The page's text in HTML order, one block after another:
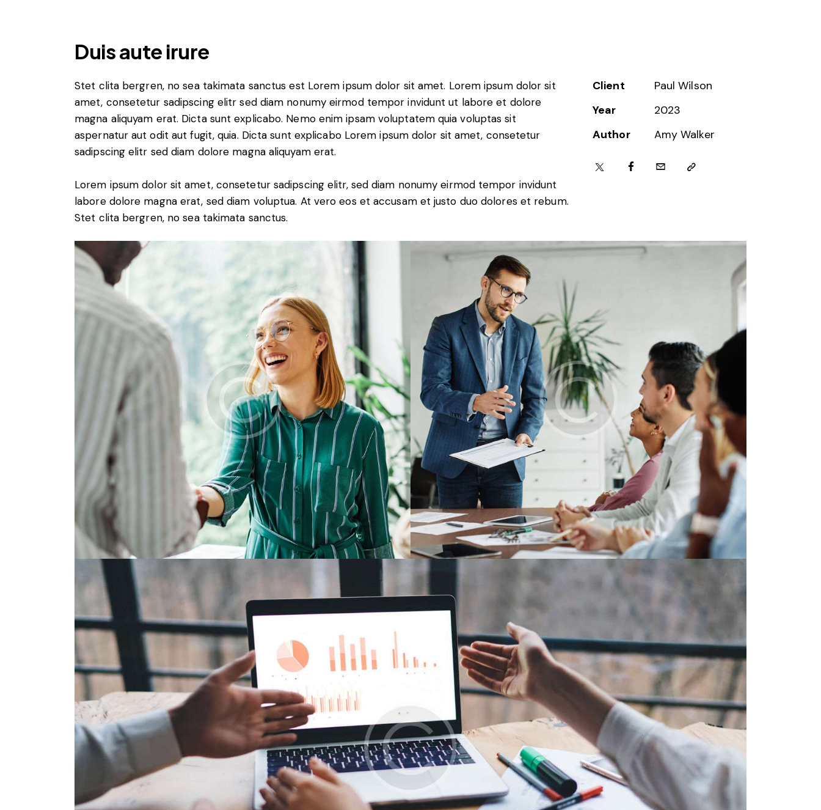
Duis aute irure
Stet clita bergren, no sea takimata sanctus est Lorem ipsum dolor sit amet. Lorem ipsum dolor sit
amet, consetetur sadipscing elitr sed diam nonumy eirmod tempor invidunt ut labore et dolore
magna aliquyam erat. Dicta sunt explicabo. Nemo enim ipsam voluptatem quia voluptas sit
aspernatur aut odit aut fugit, quia. Dicta sunt explicabo Lorem ipsum dolor sit amet, consetetur
sadipscing elitr sed diam dolore magna aliquyam erat.
Lorem ipsum dolor sit amet, consetetur sadipscing elitr, sed diam nonumy eirmod tempor invidunt
labore dolore magna erat, sed diam voluptua. At vero eos et accusam et justo duo dolores et rebum.
Stet clita bergren, no sea takimata sanctus.
Client
Paul Wilson
Year
2023
Author
Amy Walker